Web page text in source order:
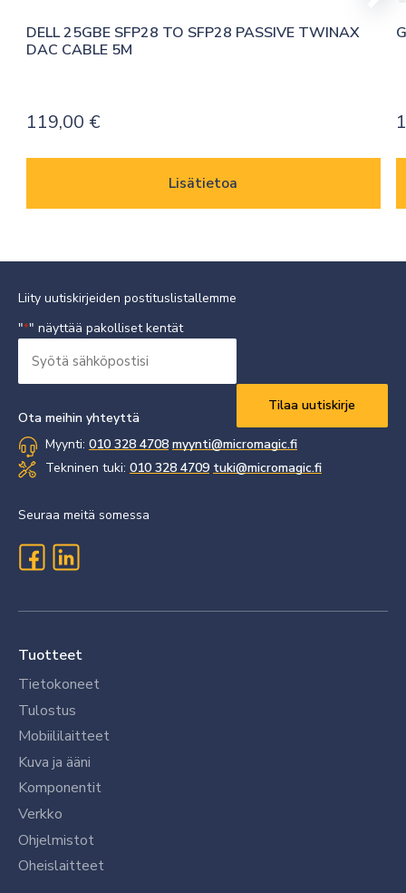
DELL 25GBE SFP28 TO SFP28 PASSIVE TWINAX
DAC CABLE 5M
119,00 €
Lisätietoa
Liity uutiskirjeiden postituslistallemme
"*" näyttää pakolliset kentät
sähköpostisi
Ota meihin yhteyttä
Myynti: 010 328 4708 myynti@micromagic.fi
Tekninen tuki: 010 328 4709 tuki@micromagic.fi
Seuraa meitä somessa
Tuotteet
Tietokoneet
Tulostus
Mobiililaitteet
Kuva ja ääni
Komponentit
Verkko
Ohjelmistot
Oheislaitteet